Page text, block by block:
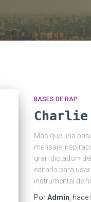
BASES DE RAP
Charlie
Más que una
mensaje
gran dictador»
editarla para
instrumental de
PorAdmin , hace